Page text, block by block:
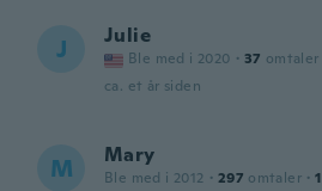
J Julie
Ble med i 2020 · 37 omtaler
ca. et år siden
M Mary
Ble med i 2012 · 297 omtaler · 1